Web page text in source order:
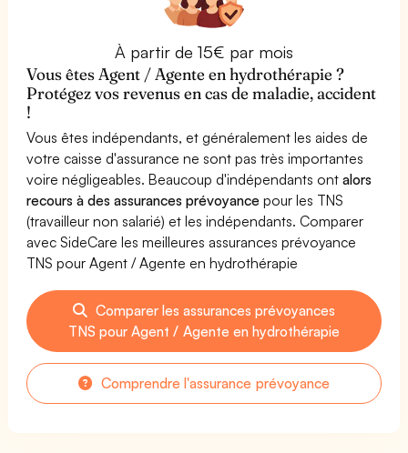
À partir de 15€ par mois
Vous êtes Agent / Agente en hydrothérapie ?
Protégez vos revenus en cas de maladie, accident
!
Vous êtes indépendants, et généralement les aides de
votre caisse d'assurance ne sont pas très importantes
voire négligeables. Beaucoup d'indépendants ontalors
recours à des assurances prévoyance pour les TNS
(travailleur non salarié) et les indépendants. Comparer
avec SideCare les meilleures assurances prévoyance
TNS pour Agent / Agente en hydrothérapie
Comparer les assurances prévoyances
TNS pour Agent / Agente en hydrothérapie
Comprendre l'assurance prévoyance